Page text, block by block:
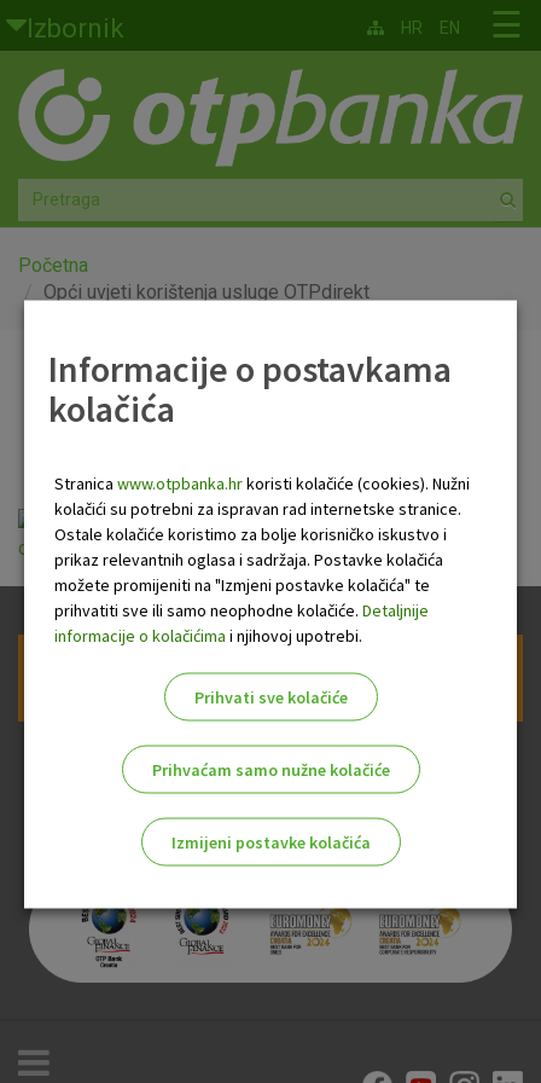
Skoči na glavni sadržaj
Izbornik
Građani
Privatno bankarstvo
Agro
Mala poduzeća i obrtnici
Globalna tržišta
O nama
☰
HR EN
Početna
Opći uvjeti korištenja usluge OTPdirekt
Opći uvjeti korištenja
usluge OTPdirekt
opci_uvjeti_koristenja_usluge_otpdirekt_25_05_2018.pdf
Prijava na newsletter OTP banke
Informacije o postavkama
kolačića
Stranica www.otpbanka.hrkoristi kolačiće (cookies). Nužni
kolačići su potrebni za ispravan rad internetske stranice.
Ostale kolačiće koristimo za bolje korisničko iskustvo i
prikaz relevantnih oglasa i sadržaja. Postavke kolačića
možete promijeniti na "Izmjeni postavke kolačića" te
prihvatiti sve ili samo neophodne kolačiće. Detaljnije
informacije o kolačićima i njihovoj upotrebi.
Prihvati sve kolačiće
Prihvaćam samo nužne kolačiće
Izmijeni postavke kolačića